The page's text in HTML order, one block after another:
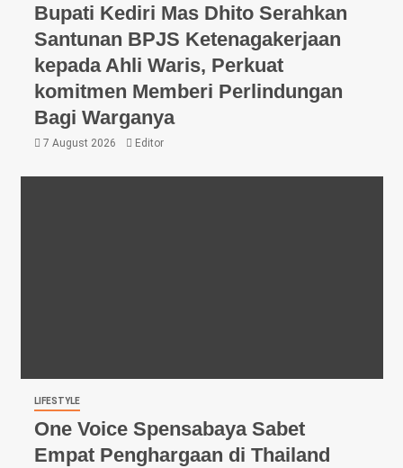
Bupati Kediri Mas Dhito Serahkan
Santunan BPJS Ketenagakerjaan
kepada Ahli Waris, Perkuat
komitmen Memberi Perlindungan
Bagi Warganya
7 August 2026 Editor
LIFESTYLE
One Voice Spensabaya Sabet
Empat Penghargaan di Thailand